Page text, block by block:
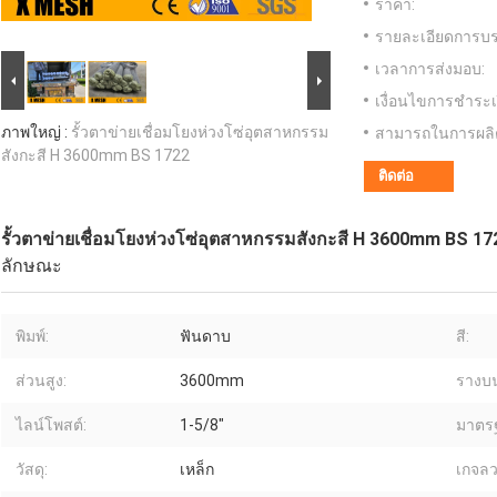
ภาพใหญ่ : รั้วตาข่ายเชื่อมโยงห่วงโซ่อุตสาหกรรม
สังกะสี H 3600mm BS 1722
ราคา:
รายละเอียดการบ
เวลาการส่งมอบ:
เงื่อนไขการชำระ
สามารถในการผ
ติดต่อ
รั้วตาข่ายเชื่อมโยงห่วงโซ่อุตสาหกรรมสังกะสี H 3600mm BS
ลักษณะ
พิมพ์: ฟันดาบ สี:
ส่วนสูง: 3600mm รางบ
ไลน์โพสต์: 1-5/8" มาตร
วัสดุ: เหล็ก เกจล